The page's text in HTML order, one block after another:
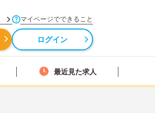
マイページでできること
ログイン
最近見た求人